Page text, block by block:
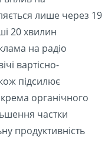
лише через 19
20 хвилин
на радіо
вартісно-
підсилює
органічного
частки
продуктивність